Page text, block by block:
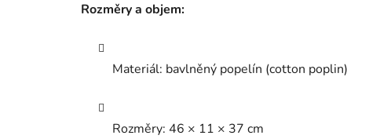
Rozměry a objem:
Materiál: bavlněný popelín (cotton poplin)
Rozměry: 46 × 11 × 37 cm